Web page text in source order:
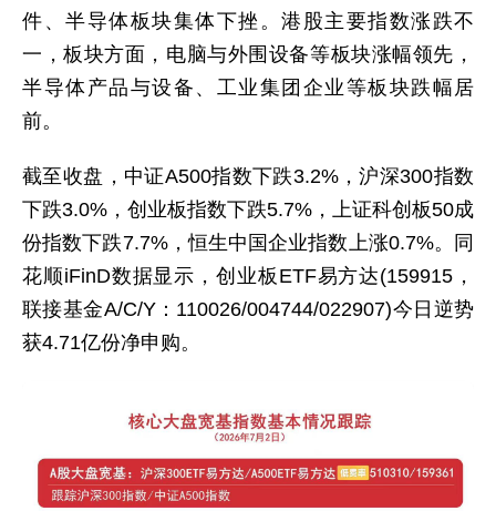
件、半导体板块集体下挫。港股主要指数涨跌不
一，板块方面，电脑与外围设备等板块涨幅领先，
半导体产品与设备、工业集团企业等板块跌幅居
前。
截至收盘，中证A500指数下跌3.2%，沪深300指数
下跌3.0%，创业板指数下跌5.7%，上证科创板50成
份指数下跌7.7%，恒生中国企业指数上涨0.7%。同
花顺iFinD数据显示，创业板ETF易方达(159915，
联接基金A/C/Y：110026/004744/022907)今日逆势
获4.71亿份净申购。